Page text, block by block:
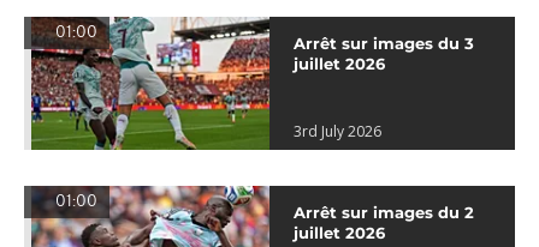
01:00
Arrêt sur images du 3
juillet 2026
3rd July 2026
01:00
Arrêt sur images du 2
juillet 2026